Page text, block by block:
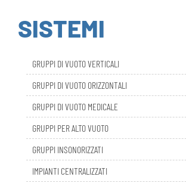
SISTEMI
GRUPPI DI VUOTO ORIZZONTALI
GRUPPI DI VUOTO MEDICALE
GRUPPI PER ALTO VUOTO
GRUPPI INSONORIZZATI
IMPIANTI CENTRALIZZATI
GRV3 SMART